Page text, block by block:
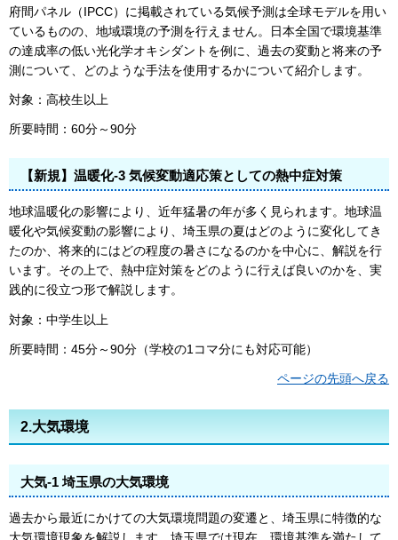
府間パネル（IPCC）に掲載されている気候予測は全球モデルを用い
ているものの、地域環境の予測を行えません。日本全国で環境基準
の達成率の低い光化学オキシダントを例に、過去の変動と将来の予
測について、どのような手法を使用するかについて紹介します。
対象：高校生以上
所要時間：60分～90分
【新規】温暖化-3 気候変動適応策としての熱中症対策
地球温暖化の影響により、近年猛暑の年が多く見られます。地球温
暖化や気候変動の影響により、埼玉県の夏はどのように変化してき
たのか、将来的にはどの程度の暑さになるのかを中心に、解説を行
います。その上で、熱中症対策をどのように行えば良いのかを、実
践的に役立つ形で解説します。
対象：中学生以上
所要時間：45分～90分（学校の1コマ分にも対応可能）
ページの先頭へ戻る
2.大気環境
大気-1 埼玉県の大気環境
過去から最近にかけての大気環境問題の変遷と、埼玉県に特徴的な